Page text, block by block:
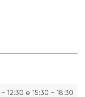
- 12:30 e 15:30 - 18:30